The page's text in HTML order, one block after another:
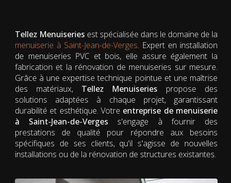
Tellez Menuiseries est spécialisée dans le domaine de la
menuiserie à Saint-Jean-de-Verges. Expert en installation
de menuiseries PVC et bois, elle assure également la
fabrication et la rénovation de menuiseries sur mesure.
Grâce à une expertise technique pointue et une maîtrise
des matériaux, Tellez Menuiseries propose des
solutions adaptées à chaque projet, garantissant
durabilité et esthétique. Votre entreprise de menuiserie
à Saint-Jean-de-Verges s'engage à fournir des
prestations de qualité pour répondre aux besoins
spécifiques de ses clients, qu'il s'agisse de nouvelles
installations ou de la rénovation de structures existantes.